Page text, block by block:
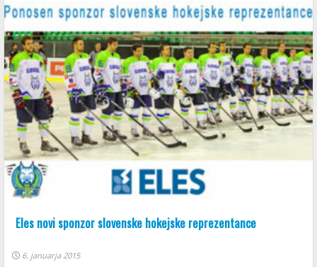
Eles novi sponzor slovenske hokejske reprezentance
6. januarja 2015